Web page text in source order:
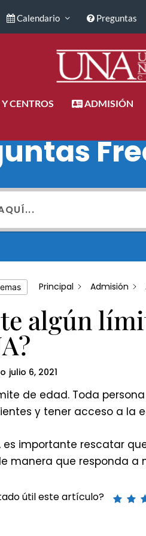
Calendario Preguntas
CENTROS ADMISIÓN
Principal Admisión
algún
julio 6, 2021
de edad. Toda
y tener acceso a la
es importante rescatar
manera que responda a
útil este artículo?